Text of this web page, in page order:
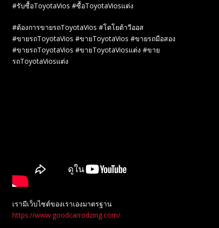
#รับซื้อToyotaVios #ซื้อToyotaViosแต่ง
#ต้องการขายรถToyotaVios #โตโยต้าวีออส
#ขายรถToyotaVios #ขายToyotaVios #ขายรถมือสอง
#ขายรถToyotaVios #ขายToyotaViosแต่ง #ขาย
รถToyotaViosแต่ง
เรามีเว็บไซต์ของเราเองมาตรฐาน
https://www.goodcarrodzing.com/